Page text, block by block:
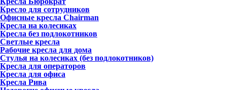
Кресло для сотрудников
Офисные кресла Chairman
Кресла на колесиках
Кресла без подлокотников
Светлые кресла
Рабочие кресла для дома
Стулья на колесиках (без подлокотников)
Кресла для операторов
Кресла для офиса
Кресла Рива